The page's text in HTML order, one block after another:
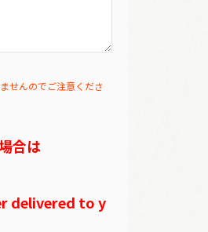
せんのでご注意くださ
合は
delivered to y